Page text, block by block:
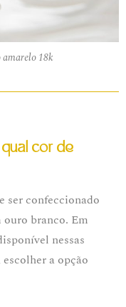
18k
cor de
ser confeccionado
branco. Em
nessas
a opção